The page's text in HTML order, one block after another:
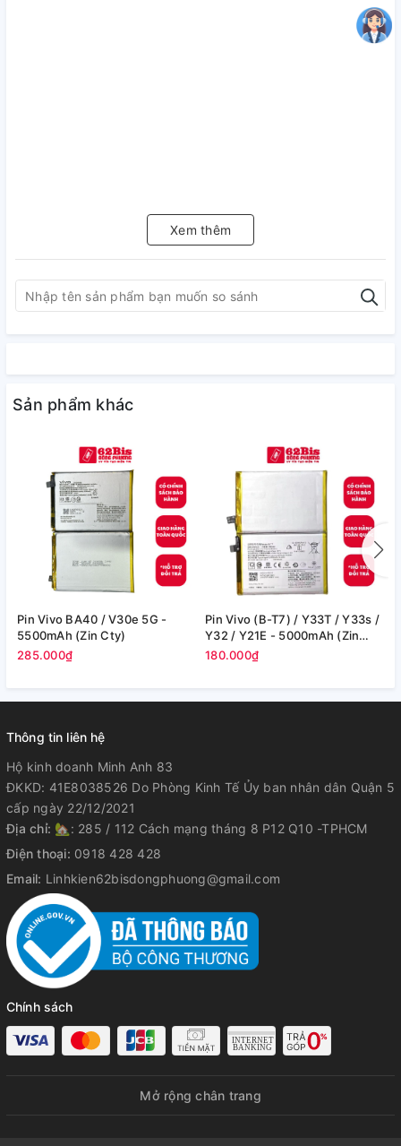
Xem thêm
Sản phẩm khác
Pin Vivo BA40 / V30e 5G -
5500mAh (Zin Cty)
285.000₫
Pin Vivo (B-T7) / Y33T / Y33s /
Y32 / Y21E - 5000mAh (Zin
Cty)
180.000₫
Thông tin liên hệ
Hộ kinh doanh Minh Anh 83
ĐKKD: 41E8038526 Do Phòng Kinh Tế Ủy ban nhân dân Quận 5
cấp ngày 22/12/2021
Địa chỉ: 🏡: 285 / 112 Cách mạng tháng 8 P12 Q10 -TPHCM
Điện thoại: 0918 428 428
Email: Linhkien62bisdongphuong@gmail.com
Chính sách
Mở rộng chân trang